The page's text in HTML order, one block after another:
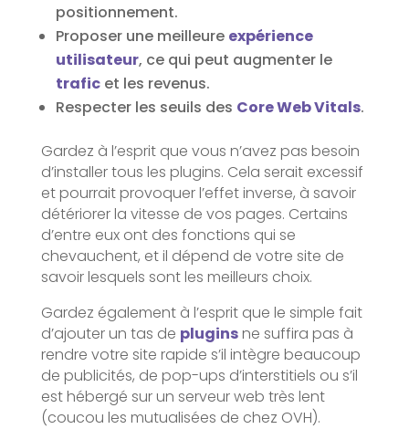
positionnement.
Proposer une meilleure expérience
utilisateur, ce qui peut augmenter le
traficet les revenus.
Respecter les seuils des Core Web Vitals.
Gardez à l’esprit que vous n’avez pas besoin
d’installer tous les plugins. Cela serait excessif
et pourrait provoquer l’effet inverse, à savoir
détériorer la vitesse de vos pages. Certains
d’entre eux ont des fonctions qui se
chevauchent, et il dépend de votre site de
savoir lesquels sont les meilleurs choix.
Gardez également à l’esprit que le simple fait
d’ajouter un tas de pluginsne suffira pas à
rendre votre site rapide s’il intègre beaucoup
de publicités, de pop-ups d’interstitiels ou s’il
est hébergé sur un serveur web très lent
(coucou les mutualisées de chez OVH).